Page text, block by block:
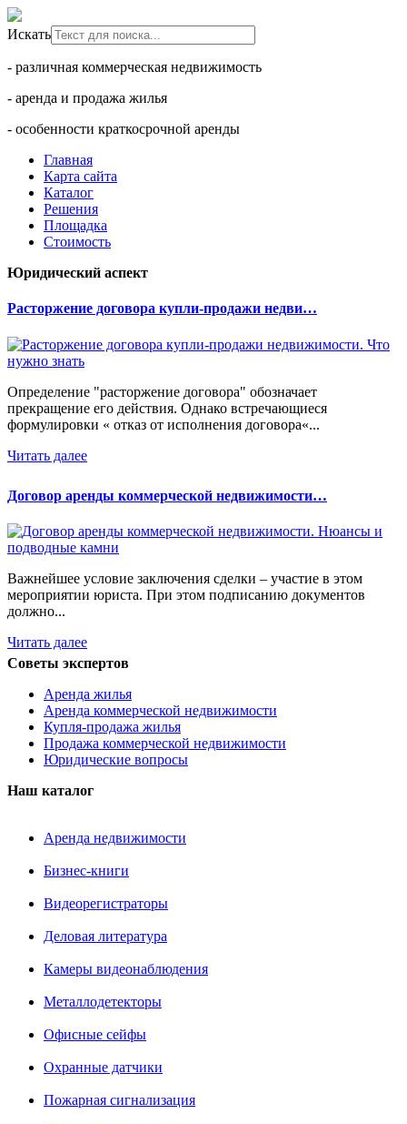
Искать
- различная коммерческая недвижимость
- аренда и продажа жилья
- особенности краткосрочной аренды
Главная
Карта сайта
Каталог
Решения
Площадка
Стоимость
Юридический аспект
Расторжение договора купли-продажи недви…
Определение "расторжение договора" обозначает
прекращение его действия. Однако встречающиеся
формулировки « отказ от исполнения договора«...
Читать далее
Договор аренды коммерческой недвижимости…
Важнейшее условие заключения сделки – участие в этом
мероприятии юриста. При этом подписанию документов
должно...
Читать далее
Советы экспертов
Аренда жилья
Аренда коммерческой недвижимости
Купля-продажа жилья
Продажа коммерческой недвижимости
Юридические вопросы
Наш каталог
Аренда недвижимости
Бизнес-книги
Видеорегистраторы
Деловая литература
Камеры видеонаблюдения
Металлодетекторы
Офисные сейфы
Охранные датчики
Пожарная сигнализация